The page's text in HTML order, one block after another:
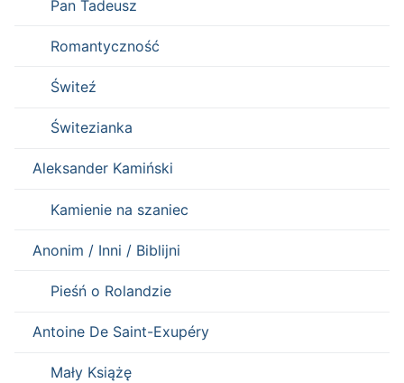
Pan Tadeusz
Romantyczność
Świteź
Świtezianka
Aleksander Kamiński
Kamienie na szaniec
Anonim / Inni / Biblijni
Pieśń o Rolandzie
Antoine De Saint-Exupéry
Mały Książę